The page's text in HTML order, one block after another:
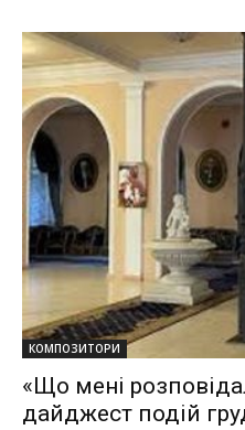
КОМПОЗИТОРИ
«Що мені
дайджест подій